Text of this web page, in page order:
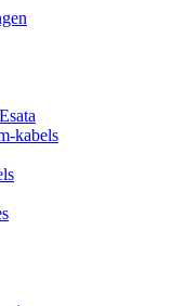
kabels